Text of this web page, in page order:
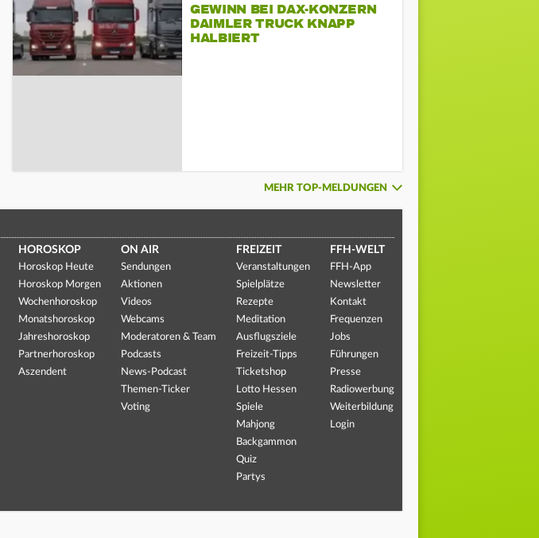
GEWINN BEI DAX-KONZERN
DAIMLER TRUCK KNAPP
HALBIERT
MEHR TOP-MELDUNGEN
HOROSKOP
Horoskop Heute
Horoskop Morgen
Wochenhoroskop
Monatshoroskop
Jahreshoroskop
Partnerhoroskop
Aszendent
ON AIR
Sendungen
Aktionen
Videos
Webcams
Moderatoren & Team
Podcasts
News-Podcast
Themen-Ticker
Voting
FREIZEIT
Veranstaltungen
Spielplätze
Rezepte
Meditation
Ausflugsziele
Freizeit-Tipps
Ticketshop
Lotto Hessen
Spiele
Mahjong
Backgammon
Quiz
Partys
FFH-WELT
FFH-App
Newsletter
Kontakt
Frequenzen
Jobs
Führungen
Presse
Radiowerbung
Weiterbildung
Login